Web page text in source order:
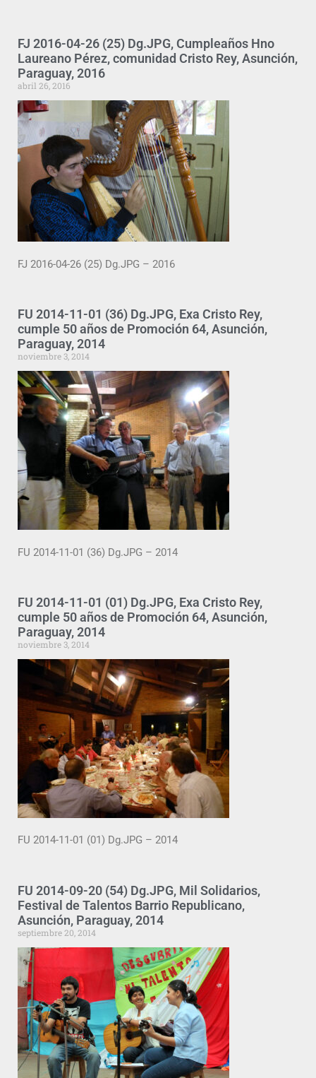
FJ 2016-04-26 (25) Dg.JPG, Cumpleaños Hno
Laureano Pérez, comunidad Cristo Rey, Asunción,
Paraguay, 2016
abril 26, 2016
FJ 2016-04-26 (25) Dg.JPG – 2016
FU 2014-11-01 (36) Dg.JPG, Exa Cristo Rey,
cumple 50 años de Promoción 64, Asunción,
Paraguay, 2014
noviembre 3, 2014
FU 2014-11-01 (36) Dg.JPG – 2014
FU 2014-11-01 (01) Dg.JPG, Exa Cristo Rey,
cumple 50 años de Promoción 64, Asunción,
Paraguay, 2014
noviembre 3, 2014
FU 2014-11-01 (01) Dg.JPG – 2014
FU 2014-09-20 (54) Dg.JPG, Mil Solidarios,
Festival de Talentos Barrio Republicano,
Asunción, Paraguay, 2014
septiembre 20, 2014